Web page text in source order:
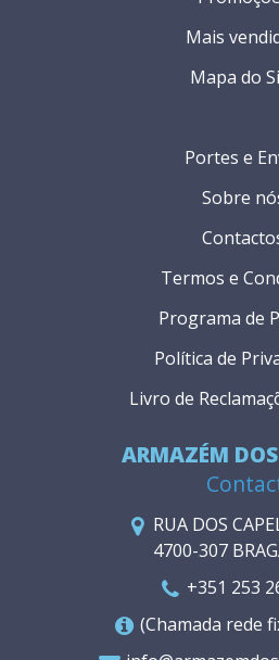
ARMAZÉM DOS
RUA DOS
4700-307
+351 253
(Chamada rede
Portes e
Sobre
Termos e
Programa de
Política de
Livro de
Mais
Mapa do